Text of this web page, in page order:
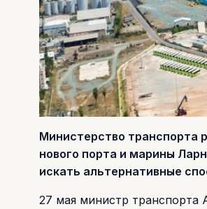
Министерство транспорта
нового порта и марины
искать альтернативные
27 мая министр транспорта